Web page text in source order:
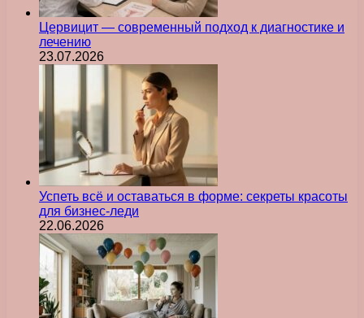
Цервицит — современный подход к диагностике и
лечению
23.07.2026
Успеть всё и оставаться в форме: секреты красоты
для бизнес-леди
22.06.2026